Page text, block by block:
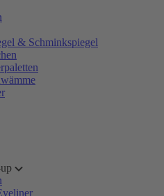
& Schminkspiegel